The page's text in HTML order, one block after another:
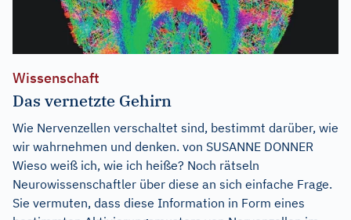
Wissenschaft
Das vernetzte Gehirn
Wie Nervenzellen verschaltet sind, bestimmt darüber, wie
wir wahrnehmen und denken. von SUSANNE DONNER
Wieso weiß ich, wie ich heiße? Noch rätseln
Neurowissenschaftler über diese an sich einfache Frage.
Sie vermuten, dass diese Information in Form eines